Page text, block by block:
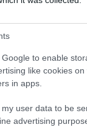
to enable
like cookies on
in apps.
user data to be
advertising
ELŐZŐ CIKK
OKTATÁSI